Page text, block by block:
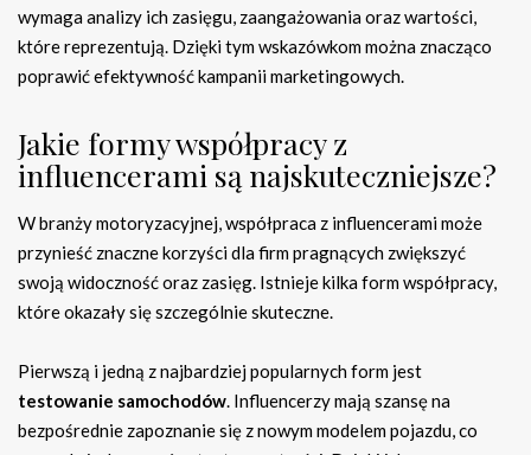
wymaga analizy ich zasięgu, zaangażowania oraz wartości,
które reprezentują. Dzięki tym wskazówkom można znacząco
poprawić efektywność kampanii marketingowych.
Jakie formy współpracy z
influencerami są najskuteczniejsze?
W branży motoryzacyjnej, współpraca z influencerami może
przynieść znaczne korzyści dla firm pragnących zwiększyć
swoją widoczność oraz zasięg. Istnieje kilka form współpracy,
które okazały się szczególnie skuteczne.
Pierwszą i jedną z najbardziej popularnych form jest
testowanie samochodów. Influencerzy mają szansę na
bezpośrednie zapoznanie się z nowym modelem pojazdu, co